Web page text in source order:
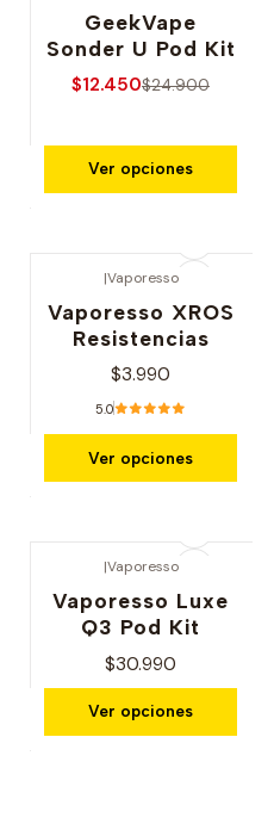
GeekVape
Sonder U Pod Kit
$12.450$24.900
Ver opciones
|Vaporesso
Vaporesso XROS
Resistencias
$3.990
5.0
Ver opciones
|Vaporesso
Vaporesso Luxe
Q3 Pod Kit
$30.990
Ver opciones